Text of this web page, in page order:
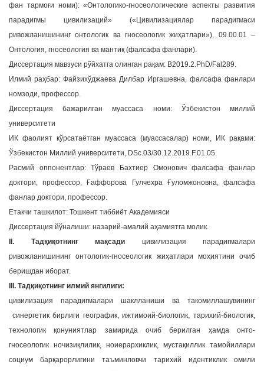
a
t
i
o
n
фан тармоғи номи): «Онтологико-гносеологические аспекты развития
парадигмы цивилизаций» («Цивилизациялар парадигмаси
ривожланишининг онтологик ва гносеологик жиҳатлари»), 09.00.01 –
Онтология, гносеология ва мантиқ (фалсафа фанлари).
Диссертация мавзуси рўйхатга олинган рақам: B2019.2.PhD/Fal289.
Илмий раҳбар: Файзихўджаева Дилбар Иргашевна, фалсафа фанлари
номзоди, профессор.
Диссертация бажарилган муассаса номи: Ўзбекистон миллий
университети
ИК фаолият кўрсатаётган муассаса (муассасалар) номи, ИК рақами:
Ўзбекистон Миллий университети, DSc.03/30.12.2019.F.01.05.
Расмий оппонентлар: Тўраев Бахтиер Омонович фалсафа фанлар
доктори, профессор, Ғаффорова Гулчехра Ғуломжоновна, фалсафа
фанлар доктори, профессор.
Етакчи ташкилот: Тошкент тиббиёт Академияси
Диссертация йўналиши: назарий-амалий аҳамиятга молик.
II. Тадқиқотнинг мақсади цивилизация парадигмалари
ривожланишининг онтологик-гносеологик жиҳатлари моҳиятини очиб
беришдан иборат.
III. Тадқиқотнинг илмий янгилиги:
цивилизация парадигмалари шаклланиши ва такомиллашувининг
синергетик бирлиги географик, ижтимоий-биологик, тарихий-биологик,
технологик қонуниятлар замирида очиб берилган ҳамда онто-
гносеологик ночизиқлилик, ноиерархиклик, мустақиллик тамойиллари
социум барқарорлигини таъминловчи тарихий идентиклик омили